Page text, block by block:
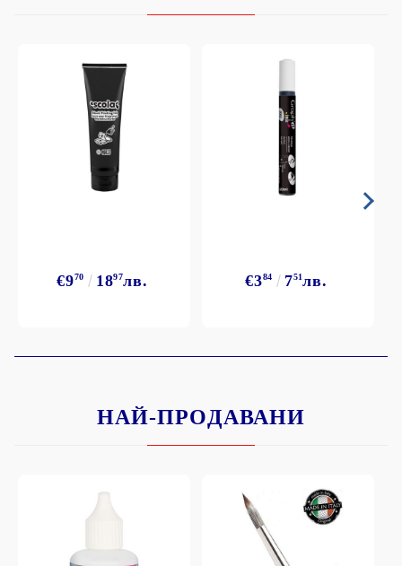
€970 1897лв. €384 751лв.
НАЙ-ПРОДАВАНИ